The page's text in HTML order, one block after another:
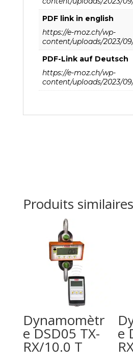
PDF link in english
https://e-moz.ch/wp-
content/uploads/2023/
PDF-Link auf Deutsch
https://e-moz.ch/wp-
content/uploads/2023/
Produits similaires
Dynamomètr
e DSD05 TX-
RX/10.0 T
e